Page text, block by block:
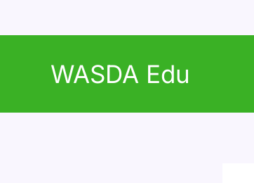
WASDA Edu